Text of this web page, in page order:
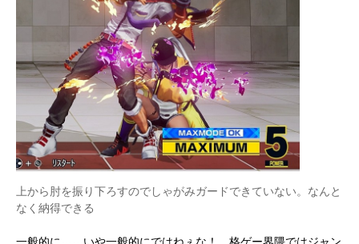
上から肘を振り下ろすのでしゃがみガードできていない。なんと
なく納得できる
一般的に……いや一般的にではねぇな！ 格ゲー界隈ではジャン